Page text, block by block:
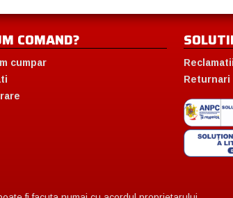
COMAND?
cumpar
Reclamatii
Returnari